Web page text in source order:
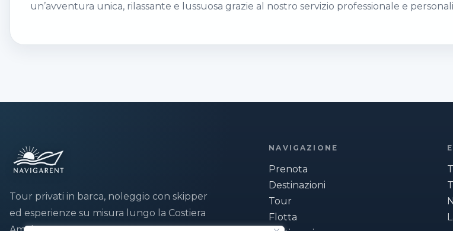
un’avventura unica, rilassante e lussuosa grazie al nostro servizio professionale e
Tour privati in barca, noleggio con skipper
ed esperienze su misura lungo la Costiera
NAVIGAZIONE
Prenota
Destinazioni
Tour
Flotta